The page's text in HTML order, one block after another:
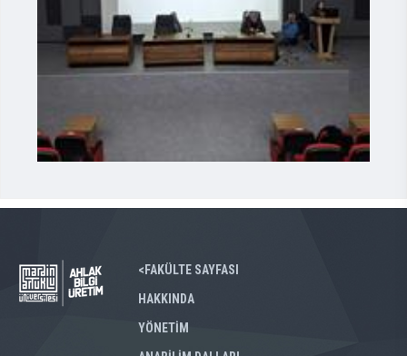
<FAKÜLTE SAYFASI
HAKKINDA
YÖNETİM